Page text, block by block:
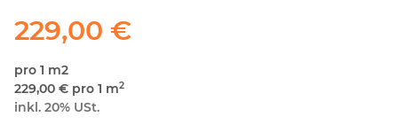
229,00 €
pro 1 m2
229,00 € pro 1 m2
inkl. 20% USt.